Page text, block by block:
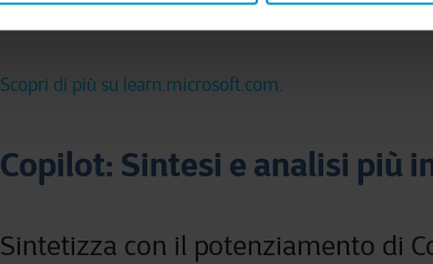
Scopri di più su learn.microsoft.com.
Copilot: Sintesi e analisi più
Sintetizza con il potenziamento di